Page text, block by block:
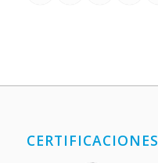
CERTIFICACIONES